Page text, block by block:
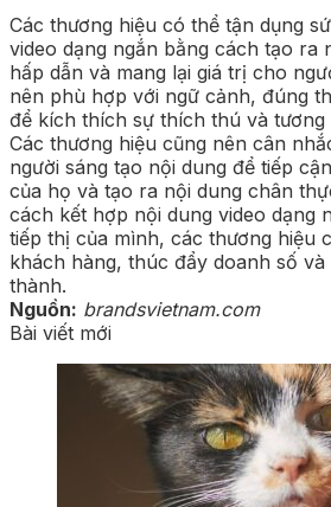
Các thương hiệu có thể tận dụng
video dạng ngắn bằng cách tạo ra
hấp dẫn và mang lại giá trị cho
nên phù hợp với ngữ cảnh, đúng
để kích thích sự thích thú và tương
Các thương hiệu cũng nên cân
người sáng tạo nội dung để tiếp
của họ và tạo ra nội dung chân
cách kết hợp nội dung video dạng
tiếp thị của mình, các thương hiệu
khách hàng, thúc đẩy doanh số
thành.
Nguồn: brandsvietnam.com
Bài viết mới